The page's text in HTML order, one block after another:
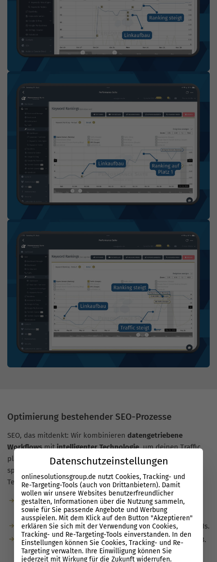
Optimierung bestehender SEO-Prozesse
SEO, das mitdenkt: Wir kombinieren datengetriebene
Workflowsmitintelligenter Technologie, um deinen Traffic
planbar zu steigern. Weniger Routine, mehr Wirkung – so
sparst du Kosten, beschleunigst Prozesse und machst dein
TeamSEO-ready.
Automatisierte Checks, Alerts und Priorisierung statt
manueller To-dos.
Entscheidungen auf Basis sauberer Daten und klarer KPIs.
Effiziente Zusammenarbeit dank zentraler Plattform, z. B.
Performance Suite.
Datenschutzeinstellungen
onlinesolutionsgroup.de nutzt Cookies, Tracking- und
Re-Targeting-Tools (auch von Drittanbietern). Damit
wollen wir unsere Websites benutzerfreundlicher
gestalten, Informationen über die Nutzung sammeln,
sowie für Sie passende Angebote und Werbung
ausspielen. Mit dem Klick auf den Button "Akzeptieren"
erklären Sie sich mit der Verwendung von Cookies,
Tracking- und Re-Targeting-Tools einverstanden. In den
Einstellungen können Sie Cookies, Tracking- und Re-
Targeting verwalten. Ihre Einwilligung können Sie
jederzeit mit Wirkung für die Zukunft widerrufen.